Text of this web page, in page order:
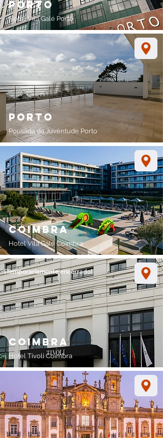
porto
Hotel Vila Galé Porto
porto
Pousada da Juventude Porto
coimbra
Hotel Vila Galé Coimbra
coimbra
Hotel Tivoli Coimbra
[Temporariamente encerrado]